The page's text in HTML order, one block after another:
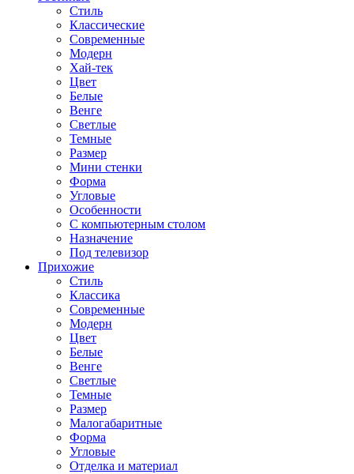
Стиль
Классические
Современные
Модерн
Хай-тек
Цвет
Белые
Венге
Светлые
Темные
Размер
Мини стенки
Форма
Угловые
Особенности
С компьютерным столом
Назначение
Под телевизор
Прихожие
Стиль
Классика
Современные
Модерн
Цвет
Белые
Венге
Светлые
Темные
Размер
Малогабаритные
Форма
Угловые
Отделка и материал